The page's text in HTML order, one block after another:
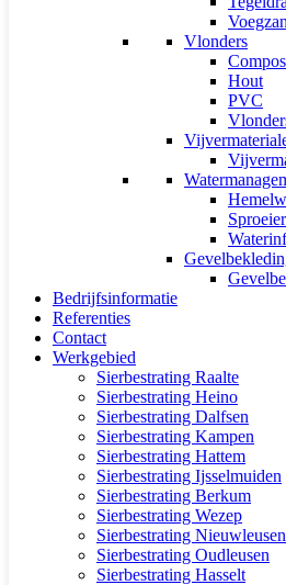
Vlonders
Hout
PVC
Bedrijfsinformatie
Referenties
Contact
Werkgebied
Sierbestrating Raalte
Sierbestrating Heino
Sierbestrating Dalfsen
Sierbestrating Kampen
Sierbestrating Hattem
Sierbestrating Ijsselmuiden
Sierbestrating Berkum
Sierbestrating Wezep
Sierbestrating Nieuwleusen
Sierbestrating Oudleusen
Sierbestrating Hasselt